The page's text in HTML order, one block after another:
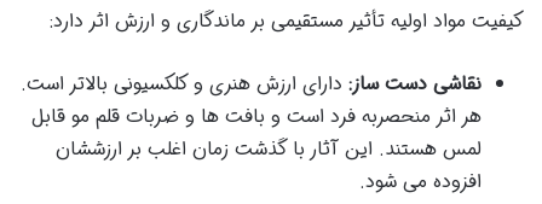
کیفیت مواد اولیه تأثیر مستقیمی بر ماندگاری و ارزش اثر دارد:
نقاشی دست ساز: دارای ارزش هنری و کلکسیونی بالاتر است.
هر اثر منحصربه فرد است و بافت ها و ضربات قلم مو قابل
لمس هستند. این آثار با گذشت زمان اغلب بر ارزششان
افزوده می شود.